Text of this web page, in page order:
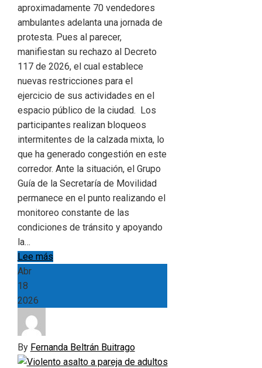
aproximadamente 70 vendedores
ambulantes adelanta una jornada de
protesta. Pues al parecer,
manifiestan su rechazo al Decreto
117 de 2026, el cual establece
nuevas restricciones para el
ejercicio de sus actividades en el
espacio público de la ciudad. Los
participantes realizan bloqueos
intermitentes de la calzada mixta, lo
que ha generado congestión en este
corredor. Ante la situación, el Grupo
Guía de la Secretaría de Movilidad
permanece en el punto realizando el
monitoreo constante de las
condiciones de tránsito y apoyando
la…
Lee más
Abr
18
2026
By Fernanda Beltrán Buitrago